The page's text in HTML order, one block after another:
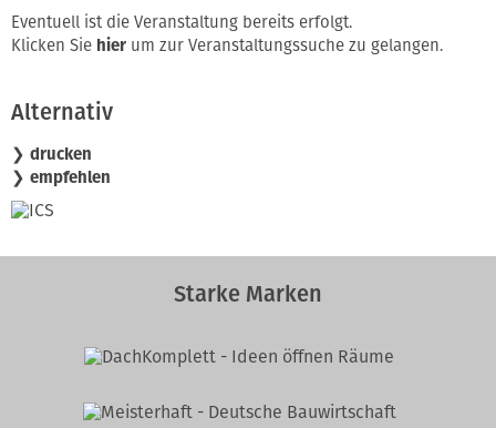
Eventuell ist die Veranstaltung bereits erfolgt.
Klicken Sie hier um zur Veranstaltungssuche zu gelangen.
Alternativ
❯ drucken
❯ empfehlen
Starke Marken